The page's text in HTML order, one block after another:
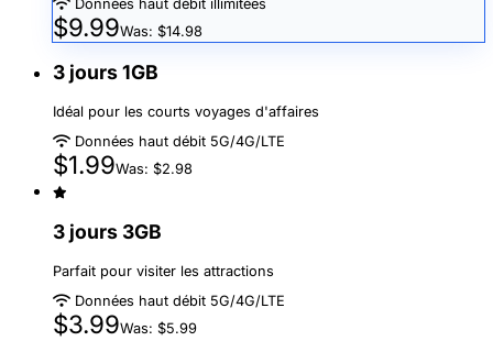
Données haut débit illimitées
$9.99Was: $14.98
3 jours 1GB
Idéal pour les courts voyages d'affaires
Données haut débit 5G/4G/LTE
$1.99Was: $2.98
3 jours 3GB
Parfait pour visiter les attractions
Données haut débit 5G/4G/LTE
$3.99Was: $5.99